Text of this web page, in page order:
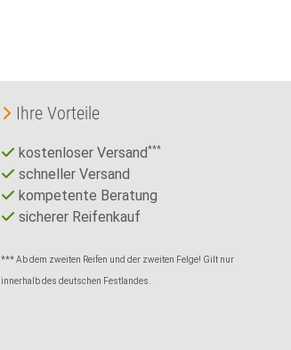
Ihre Vorteile
kostenloser Versand***
schneller Versand
kompetente Beratung
sicherer Reifenkauf
*** Ab dem zweiten Reifen und der zweiten Felge! Gilt nur
innerhalb des deutschen Festlandes.